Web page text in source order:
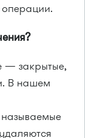
— закрытые,
В нашем